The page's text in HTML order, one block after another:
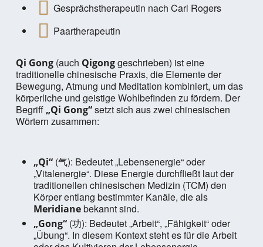
Gesprächstherapeutin nach Carl Rogers
Paartherapeutin
Qi Gong(auch Qigonggeschrieben) ist eine
traditionelle chinesische Praxis, die Elemente der
Bewegung, Atmung und Meditation kombiniert, um das
körperliche und geistige Wohlbefinden zu fördern. Der
Begriff „Qi Gong“setzt sich aus zwei chinesischen
Wörtern zusammen:
„Qi“(气): Bedeutet „Lebensenergie“ oder
„Vitalenergie“. Diese Energie durchfließt laut der
traditionellen chinesischen Medizin (TCM) den
Körper entlang bestimmter Kanäle, die als
Meridianebekannt sind.
„Gong“(功): Bedeutet „Arbeit“, „Fähigkeit“ oder
„Übung“. In diesem Kontext steht es für die Arbeit